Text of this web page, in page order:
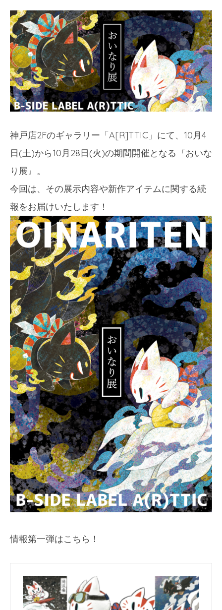
神戸店2Fのギャラリー「A[R]TTIC」にて、10月4
日(土)から10月28日(火)の期間開催となる『おいな
り展』。
今回は、その展示内容や新作アイテムに関する続
報をお届けいたします！
情報第一弾はこちら！